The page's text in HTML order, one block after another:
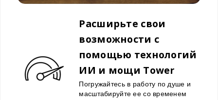
Расширьте свои
возможности с
помощью технологий
ИИ и мощи Tower
Погружайтесь в работу по душе и
масштабируйте ее со временем